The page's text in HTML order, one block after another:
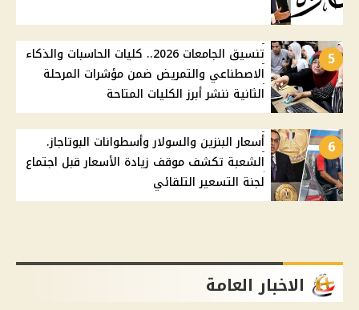
5
تنسيق الجامعات 2026.. كليات الحاسبات والذكاء
الاصطناعي والتمريض ضمن مؤشرات المرحلة
الثانية ننشر أبرز الكليات المتاحة
6
أسعار البنزين والسولار وأسطوانات البوتاجاز.
الشعبة تكشف موقف زيادة الأسعار قبل اجتماع
لجنة التسعير التلقائي
الاخبار العامة